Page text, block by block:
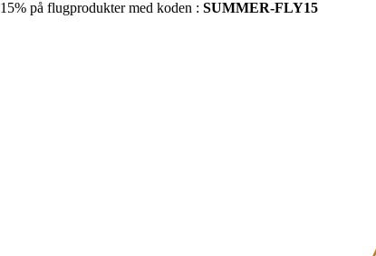
15% på flugprodukter med koden : SUMMER-FLY15